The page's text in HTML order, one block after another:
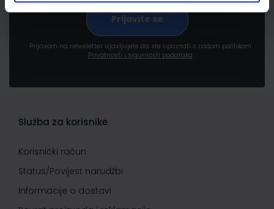
Prijavom na newsletter izjavljujete da ste upoznati s našom politikom
Privatnosti i sigurnosti podataka
Služba za korisnike
Korisnički račun
Status/Povijest narudžbi
Informacije o dostavi